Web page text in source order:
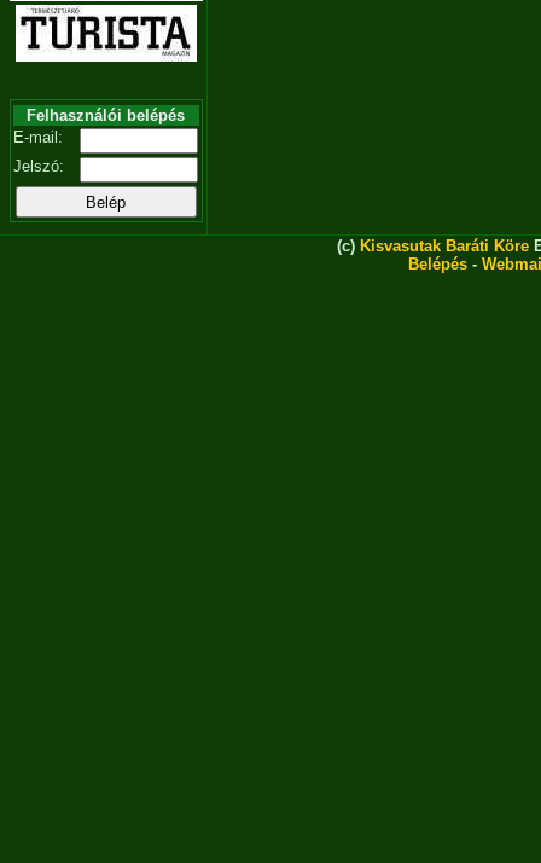
Felhasználói belépés
E-mail:
Jelszó:
(c) Kisvasutak Baráti Köre
Belépés -